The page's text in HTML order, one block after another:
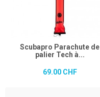
Scubapro Parachute de
palier Tech à...
69.00 CHF